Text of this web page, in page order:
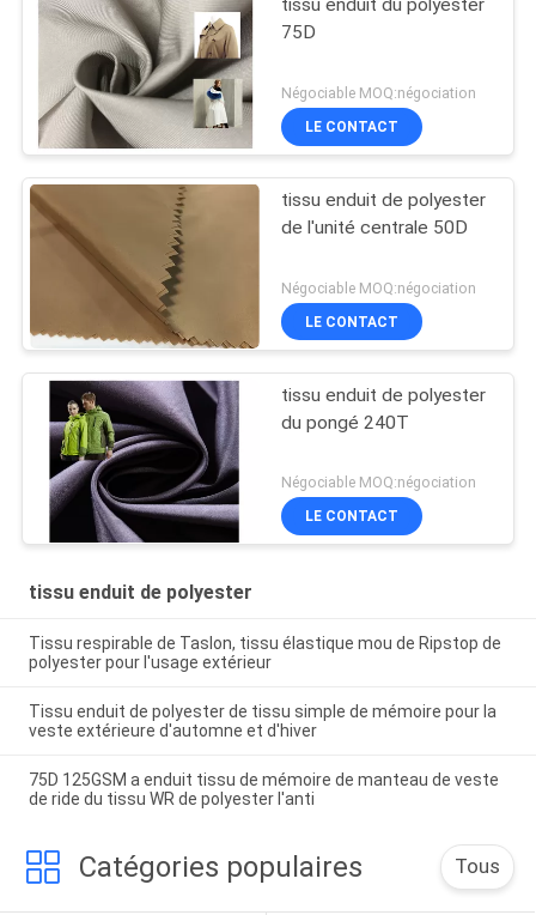
tissu enduit du polyester
75D
Négociable MOQ:négociation
LE CONTACT
tissu enduit de polyester
de l'unité centrale 50D
Négociable MOQ:négociation
LE CONTACT
tissu enduit de polyester
du pongé 240T
Négociable MOQ:négociation
LE CONTACT
tissu enduit de polyester
Tissu respirable de Taslon, tissu élastique mou de Ripstop de
polyester pour l'usage extérieur
Tissu enduit de polyester de tissu simple de mémoire pour la
veste extérieure d'automne et d'hiver
75D 125GSM a enduit tissu de mémoire de manteau de veste
de ride du tissu WR de polyester l'anti
Catégories populaires Tous